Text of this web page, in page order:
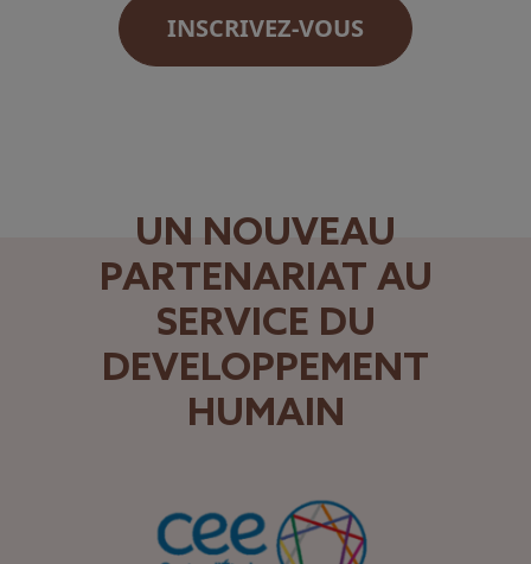
INSCRIVEZ-VOUS
UN NOUVEAU
PARTENARIAT AU
SERVICE DU
DEVELOPPEMENT
HUMAIN